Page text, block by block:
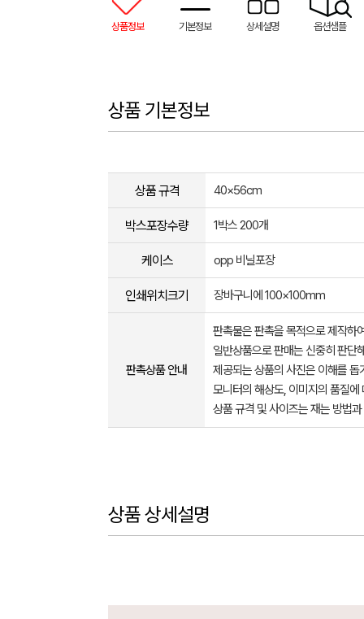
상품정보 기본정보 상세설명 옵션샘플
상품 기본정보
상품 규격 40×56cm
박스포장수량 1박스 200개
케이스 opp 비닐포장
인쇄위치크기 장바구니에 100×100mm
판촉상품 안내
판촉물은 판촉을 목적으로 제작하
일반상품으로 판매는 신중히 판단
제공되는 상품의 사진은 이해를
모니터의 해상도, 이미지의 품질
상품 규격 및 사이즈는 재는 방법
상품 상세설명